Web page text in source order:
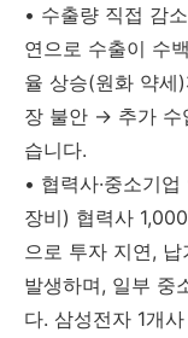
• 수출량 직접 감
연으로 수출이 수
율 상승(원화 약
장 불안 → 추가 수
습니다.
• 협력사·중소기
장비) 협력사
으로 투자 지연,
발생하며, 일부 중
다. 삼성전자 1개